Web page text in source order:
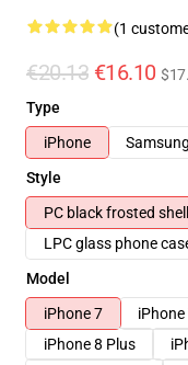
(1
€20.13 €16.10
Type
iPhone
Samsung
Style
PC black frosted shell
LPC glass phone
Model
iPhone 7
iPhone 8 Plus